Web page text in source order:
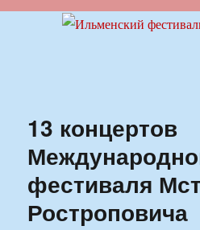
Ильменский
песни
13 концертов
фестиваля
Ростроповича